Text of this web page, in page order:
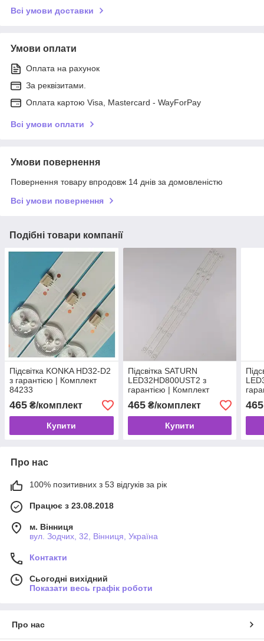
Всі умови доставки
Умови оплати
Оплата на рахунок
За реквізитами.
Оплата картою Visa, Mastercard - WayForPay
Всі умови оплати
Умови повернення
Повернення товару впродовж 14 днів за домовленістю
Всі умови повернення
Подібні товари компанії
Підсвітка KONKA HD32-D2
з гарантією | Комплект
84233
465 ₴/комплект
Купити
Підсвітка SATURN
LED32HD800UST2 з
гарантією | Комплект
465₴/комплект
Купити
465
Про нас
100% позитивних з 53 відгуків за рік
Працює з 23.08.2018
м. Вінниця
вул. Зодчих, 32, Вінниця, Україна
Контакти
Сьогодні вихідний
Показати весь графік роботи
Про нас